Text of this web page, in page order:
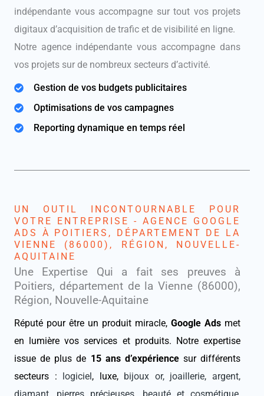
indépendante vous accompagne sur tout vos projets
digitaux d’acquisition de trafic et de visibilité en ligne.
Notre agence indépendante vous accompagne dans
vos projets sur de nombreux secteurs d’activité.
Gestion de vos budgets publicitaires
Optimisations de vos campagnes
Reporting dynamique en temps réel
UN OUTIL INCONTOURNABLE POUR
VOTRE ENTREPRISE - AGENCE GOOGLE
ADS À POITIERS, DÉPARTEMENT DE LA
VIENNE (86000), RÉGION, NOUVELLE-
AQUITAINE
Une Expertise Qui a fait ses preuves à
Poitiers, département de la Vienne (86000),
Région, Nouvelle-Aquitaine
Réputé pour être un produit miracle, Google Ads met
en lumière vos services et produits. Notre expertise
issue de plus de 15 ans d’expériencesur différents
secteurs : logiciel, luxe, bijoux or, joaillerie, argent,